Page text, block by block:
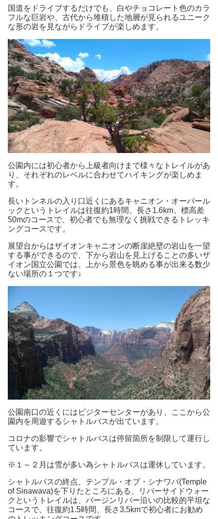
国道をドライブするだけでも、白やチョコレート色のカラ
フルな巨岩や、古代から堆積した地層が見られるユニーク
な形の岩を見ながらドライブが楽しめます。
公園内には初心者から上級者向けまで様々なトレイルがあ
り、それぞれのレベルに合わせてハイキングが楽しめま
す。
長いトンネルの入り口近くにあるキャニオン・オーバール
ックというトレイルは往復約1時間、長さ1.6km、標高差
50mのコースで、初心者でも無理なく挑戦できるトレッキ
ングコースです。
展望台からはザイオンキャニオンの断崖絶壁の岩山を一望
する事ができるので、下から岩山を見上げることの多いザ
イオン国立公園では、上から景色を眺める事が出来る数少
ない場所の１つです↓
公園南口の近くにはビジターセンターがあり、ここから公
園内を周遊するシャトルバスが出ています。
​コロナの影響でシャトルバスは停留箇所を制限して運行し
ています。
※１～２月は雪が多い為シャトルバスは運休しています。
シャトルバスの終点、テンプル・オブ・シナワバ(Temple
of Sinawava)を下りたところにある、リバーサイドウォー
クというトレイルは、バージンリバー沿いの比較的平坦な
コースで、往復約1.5時間、長さ3.5kmで初心者にお勧め